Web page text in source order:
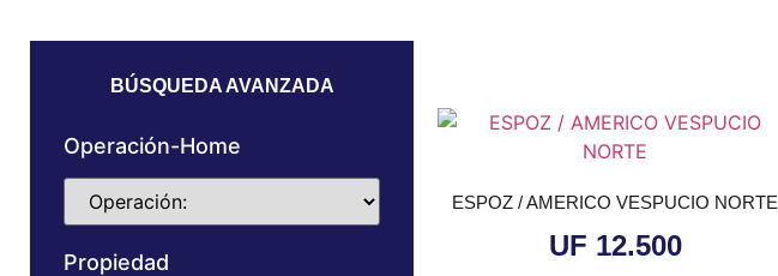
BÚSQUEDA AVANZADA
Operación-Home
Propiedad
ESPOZ / AMERICO VESPUCIO NORTE
UF 12.500